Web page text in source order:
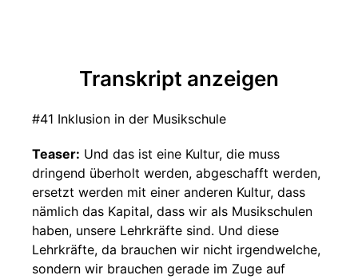
Transkript anzeigen
#41 Inklusion in der Musikschule
Teaser: Und das ist eine Kultur, die muss
dringend überholt werden, abgeschafft werden,
ersetzt werden mit einer anderen Kultur, dass
nämlich das Kapital, dass wir als Musikschulen
haben, unsere Lehrkräfte sind. Und diese
Lehrkräfte, da brauchen wir nicht irgendwelche,
sondern wir brauchen gerade im Zuge auf